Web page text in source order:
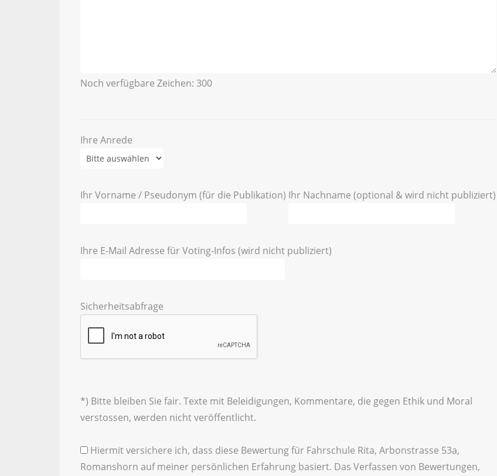
Noch verfügbare Zeichen: 300
Ihre Anrede
Ihr Vorname / Pseudonym (für die Publikation) Ihr Nachname (optional & wird nicht publiziert)
Ihre E-Mail Adresse für Voting-Infos (wird nicht publiziert)
Sicherheitsabfrage
*) Bitte bleiben Sie fair. Texte mit Beleidigungen, Kommentare, die gegen Ethik und Moral
verstossen, werden nicht veröffentlicht.
Hiermit versichere ich, dass diese Bewertung für Fahrschule Rita, Arbonstrasse 53a,
Romanshorn auf meiner persönlichen Erfahrung basiert. Das Verfassen von Bewertungen,